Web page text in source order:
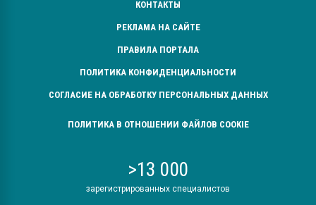
КОНТАКТЫ
РЕКЛАМА НА САЙТЕ
ПРАВИЛА ПОРТАЛА
ПОЛИТИКА КОНФИДЕНЦИАЛЬНОСТИ
СОГЛАСИЕ НА ОБРАБОТКУ ПЕРСОНАЛЬНЫХ ДАННЫХ
ПОЛИТИКА В ОТНОШЕНИИ ФАЙЛОВ COOKIE
>13 000
зарегистрированных специалистов